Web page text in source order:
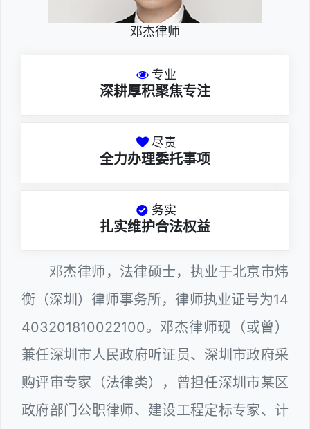
邓杰律师
专业
深耕厚积聚焦专注
尽责
全力办理委托事项
务实
扎实维护合法权益
邓杰律师，法律硕士，执业于北京市炜
衡（深圳）律师事务所，律师执业证号为14
403201810022100。邓杰律师现（或曾）
兼任深圳市人民政府听证员、深圳市政府采
购评审专家（法律类），曾担任深圳市某区
政府部门公职律师、建设工程定标专家、计